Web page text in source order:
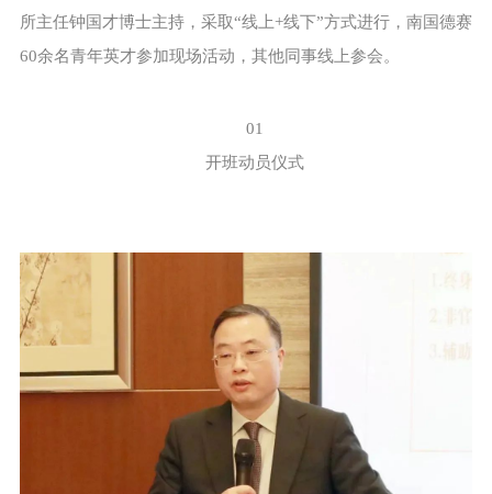
所主任钟国才博士主持，采取“线上+线下”方式进行，南国德赛
60余名青年英才参加现场活动，其他同事线上参会。
01
开班动员仪式